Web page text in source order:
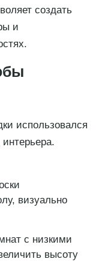
создать
и
использовался
визуально
с низкими
высоту